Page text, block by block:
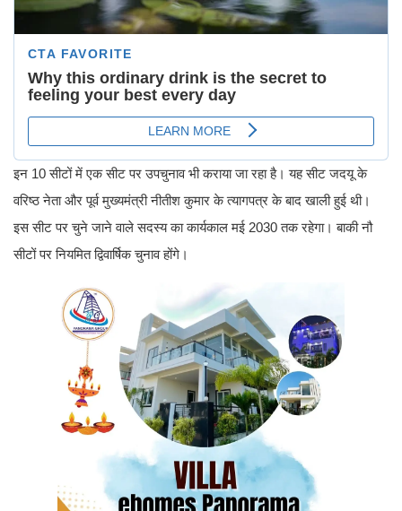
इन 10 सीटों में एक सीट पर उपचुनाव भी कराया जा रहा है। यह सीट जदयू के
वरिष्ठ नेता और पूर्व मुख्यमंत्री नीतीश कुमार के त्यागपत्र के बाद खाली हुई थी।
इस सीट पर चुने जाने वाले सदस्य का कार्यकाल मई 2030 तक रहेगा। बाकी नौ
सीटों पर नियमित द्विवार्षिक चुनाव होंगे।